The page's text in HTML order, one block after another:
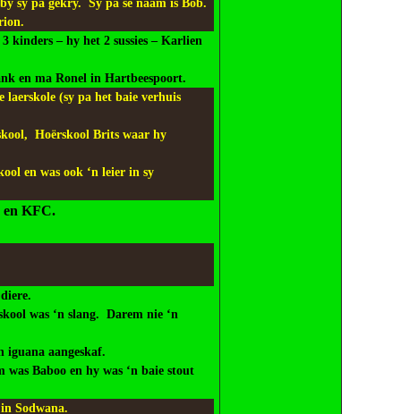
sy pa gekry. Sy pa se naam is Bob.
kinders – hy het 2 sussies – Karlien
en ma Ronel in Hartbeespoort.
laerskole (sy pa het baie verhuis
Hoërskool Brits waar hy
en was ook ‘n leier in sy
en KFC.
was ‘n slang. Darem nie ‘n
iguana aangeskaf.
was Baboo en hy was ‘n baie stout
Sodwana.